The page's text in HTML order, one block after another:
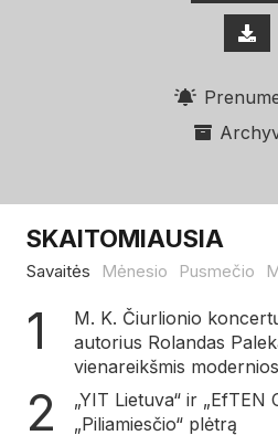
SKAITOMIAUSIA
Savaitės Mėnesio Pusmečio
M. K. Čiurlionio
autorius Rolandas
vienareikšmis
„YIT Lietuva“ ir „EfTEN
„Piliamiesčio“ plėtrą